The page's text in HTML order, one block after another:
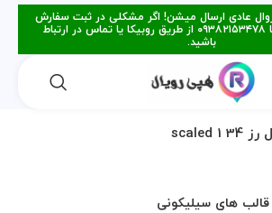
عادی ارسال میشن! اگر مشکلی در ثبت سفارش
داشتین، میتونین با ۰۹۳۸۲۱۵۳۴۷۸ از طریق روبیکا یا تماس در ارتباط
باشید.
قالب های سیلیکونی